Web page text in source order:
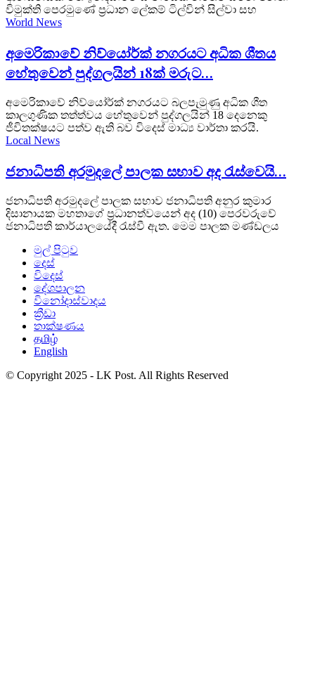
විමුක්ති පෙරමුණේ ප්‍රධාන ලේකම් ටිල්වින් සිල්වා සහ
World News
අමෙරිකාවේ නිව්යෝර්ක් නගරයට අධික ශීතය
හේතුවෙන් පුද්ගලයින් 18ක් මරුට…
අමෙරිකාවේ නිව්යෝර්ක් නගරයට බලපැමුණු අධික ශීත
කාලගුණික තත්ත්වය හේතුවෙන් පුද්ගලයින් 18 දෙනෙකු
ජීවිතක්ෂයට පත්ව ඇති බව විදෙස් මාධ්‍ය වාර්තා කරයි.
Local News
ජනාධිපති අරමුදලේ පාලක සභාව අද රැස්වෙයි…
ජනාධිපති අරමුදලේ පාලක සභාව ජනාධිපති අනුර කුමාර
දිසානායක මහතාගේ ප්‍රධානත්වයෙන් අද (10) පෙරවරුවේ
ජනාධිපති කාර්යාලයේදී රැස්වී ඇත. මෙම පාලක මණ්ඩලය
මුල් පිටුව
දෙස්
විදෙස්
දේශපාලන
විනෝදාස්වාදය
ක්‍රීඩා
තාක්ෂණය
தமிழ்
English
© Copyright 2025 - LK Post. All Rights Reserved